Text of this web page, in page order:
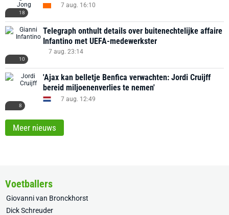
18
7 aug. 16:10
10
Telegraph onthult details over buitenechtelijke affaire
Infantino met UEFA-medewerkster
7 aug. 23:14
8
'Ajax kan belletje Benfica verwachten: Jordi Cruijff
bereid miljoenenverlies te nemen'
7 aug. 12:49
Meer nieuws
Voetballers
Giovanni van Bronckhorst
Dick Schreuder